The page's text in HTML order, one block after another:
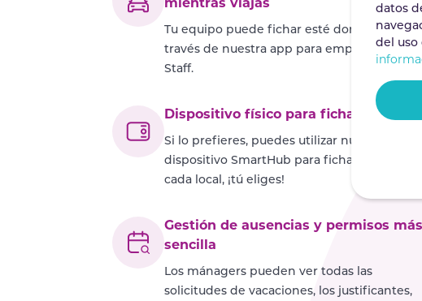
mientras viajas
Tu equipo puede fichar esté donde esté a
través de nuestra app para empleados, GIR
Staff.
Dispositivo físico para fichar
Si lo prefieres, puedes utilizar nuestro
dispositivo SmartHub para fichar in situ en
cada local, ¡tú eliges!
Gestión de ausencias y permisos más
sencilla
Los mánagers pueden ver todas las
solicitudes de vacaciones, los justificantes,
datos
del uso